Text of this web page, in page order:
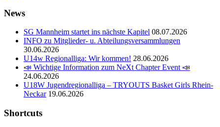
News
SG Mannheim startet ins nächste Kapitel 08.07.2026
INFO zu Mitglieder- u. Abteilungsversammlungen
30.06.2026
U14w Regionalliga: Wir kommen! 28.06.2026
📣 Wichtige Information zum NeXt Chapter Event 📣
24.06.2026
U18W Jugendregionalliga – TRYOUTS Basket Girls Rhein-
Neckar 19.06.2026
Shortcuts